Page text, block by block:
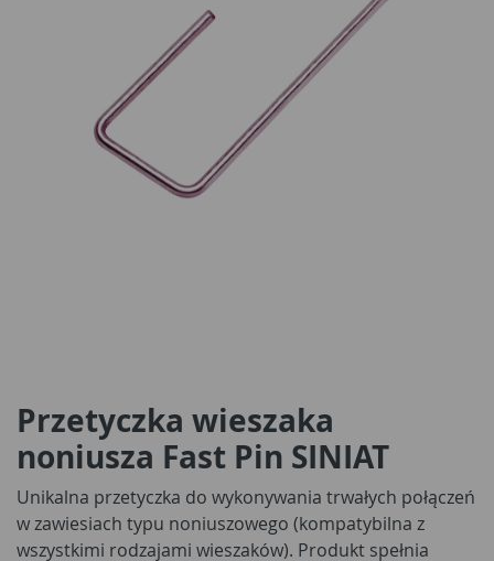
Przetyczka wieszaka
noniusza Fast Pin SINIAT
Unikalna przetyczka do wykonywania trwałych połączeń
w zawiesiach typu noniuszowego (kompatybilna z
wszystkimi rodzajami wieszaków). Produkt spełnia